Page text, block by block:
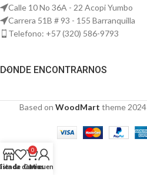
Calle 10 No 36A - 22 Acopi Yumbo
Carrera 51B # 93 - 155 Barranquilla
Telefono: ‭+57 (320) 586-9793‬
DONDE ENCONTRARNOS
Based on WoodMart theme2024
de deseos
0
Carro
Mi cuenta